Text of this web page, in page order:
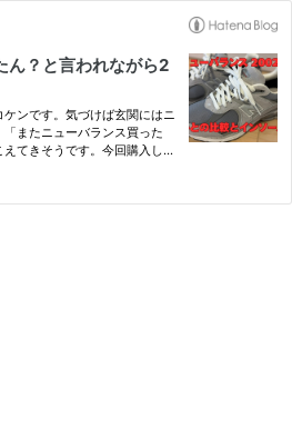
ん？と言われながら2
ンです。気づけば玄関にはニ
またニューバランス買った
てきそうです。今回購入した
デルが気に入って、996のゴ